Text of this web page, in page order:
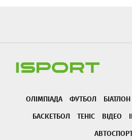
ОЛІМПІАДА ФУТБОЛ БІАТЛОН
БАСКЕТБОЛ
ТЕНІС ВІДЕО